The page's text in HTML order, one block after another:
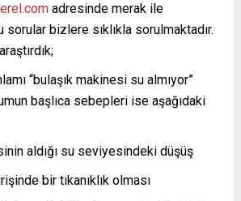
adresinde merak ile
sorular bizlere sıklıkla sorulmaktadır.
“bulaşık makinesi su almıyor”
başlıca sebepleri ise aşağıdaki
aldığı su seviyesindeki düşüş
bir tıkanıklık olması